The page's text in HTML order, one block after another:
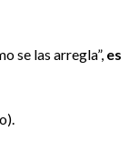
se las arregla”, es